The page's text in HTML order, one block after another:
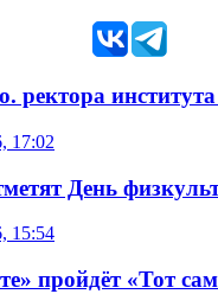
ректора
17:02
День
15:54
пройдёт «Тот